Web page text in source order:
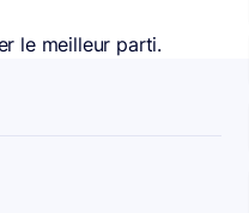
le meilleur parti.